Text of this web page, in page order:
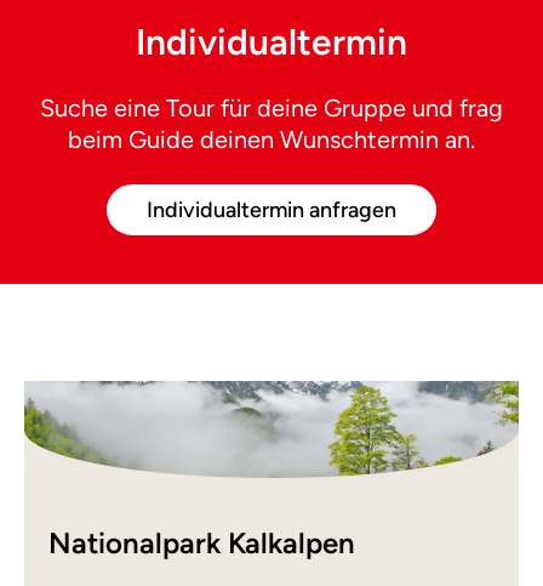
Individualtermin
Suche eine Tour für deine Gruppe und frag
beim Guide deinen Wunschtermin an.
Individualtermin anfragen
Nationalpark Kalkalpen